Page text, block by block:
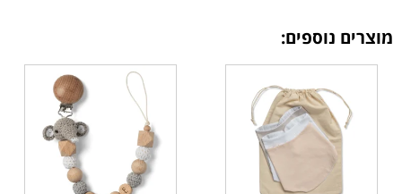
מוצרים נוספים: